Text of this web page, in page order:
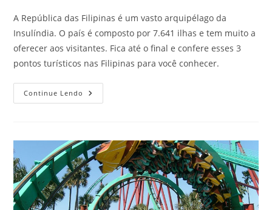
A República das Filipinas é um vasto arquipélago da
Insulíndia. O país é composto por 7.641 ilhas e tem muito a
oferecer aos visitantes. Fica até o final e confere esses 3
pontos turísticos nas Filipinas para você conhecer.
Continue Lendo
Pontos
São
Os
Mais
Amados
Por
Todos
Os
Turistas